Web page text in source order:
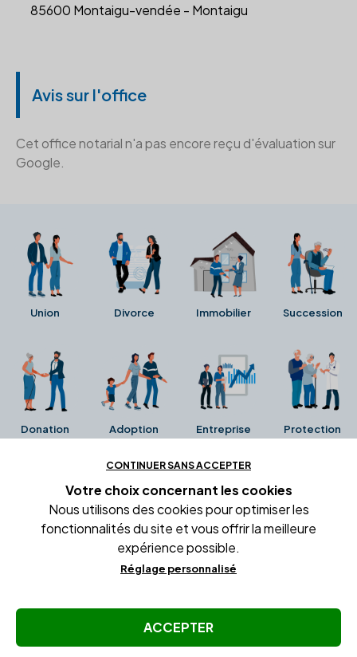
85600 Montaigu-vendée - Montaigu
Avis sur l'office
Cet office notarial n'a pas encore reçu d'évaluation sur
Google.
Union Divorce Immobilier Succession
Donation Adoption Entreprise Protection
Ces avis proviennent directement de la fiche Google
Business de l'office notarial. Ils n'ont ni été collectés ni
été vérifiés par Alexia.fr.
Conditions générales d'utilisation
Gestion des cookies
CONTINUER SANS ACCEPTER
Votre choix concernant les cookies
Nous utilisons des cookies pour optimiser les
fonctionnalités du site et vous offrir la meilleure
expérience possible.
Réglage personnalisé
ACCEPTER